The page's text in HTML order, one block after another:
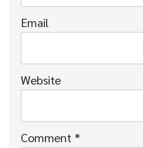
Email
Website
Comment *